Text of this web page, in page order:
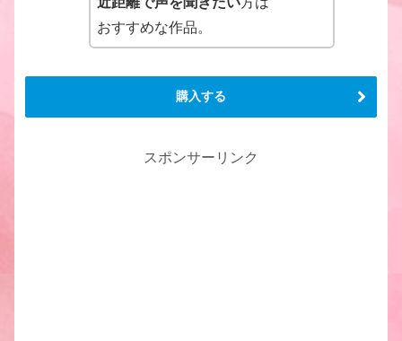
おすすめな作品。
購入する
スポンサーリンク